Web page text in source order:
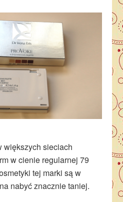
większych sieciach
w cienie regularnej 79
tej marki są w
nabyć znacznie taniej.